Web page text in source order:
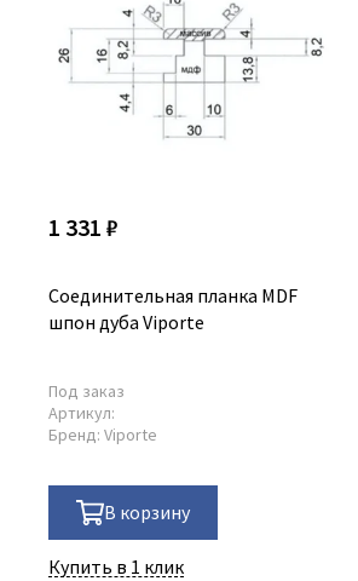
1 331 ₽
Соединительная планка MDF
шпон дуба Viporte
Под заказ
Артикул:
Бренд: Viporte
В корзину
Купить в 1 клик